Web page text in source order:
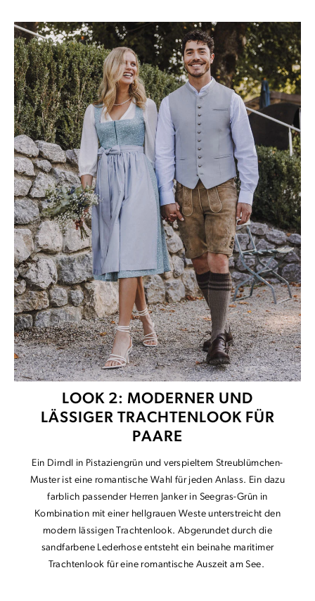
LOOK 2: MODERNER UND
LÄSSIGER TRACHTENLOOK FÜR
PAARE
Ein Dirndl in Pistaziengrün und verspieltem Streublümchen-
Muster ist eine romantische Wahl für jeden Anlass. Ein dazu
farblich passender Herren Janker in Seegras-Grün in
Kombination mit einer hellgrauen Weste unterstreicht den
modern lässigen Trachtenlook. Abgerundet durch die
sandfarbene Lederhose entsteht ein beinahe maritimer
Trachtenlook für eine romantische Auszeit am See.